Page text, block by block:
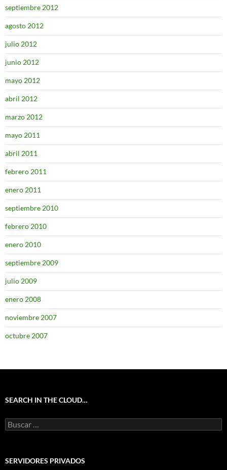
septiembre 2012
agosto 2012
julio 2012
junio 2012
mayo 2012
abril 2012
marzo 2012
mayo 2011
abril 2011
febrero 2011
enero 2011
septiembre 2010
febrero 2010
enero 2010
septiembre 2009
julio 2009
enero 2008
noviembre 2007
octubre 2007
SEARCH IN THE CLOUD…
Buscar:
SERVIDORES PRIVADOS